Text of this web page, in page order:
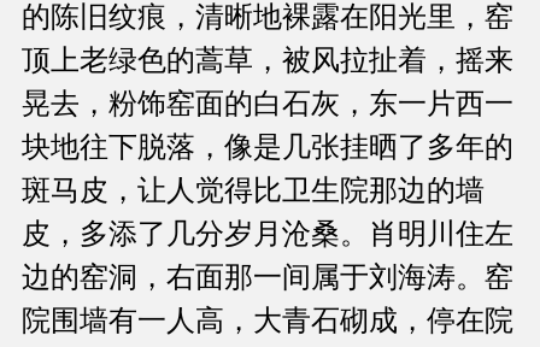
的陈旧纹痕，清晰地裸露在阳光里，窑
顶上老绿色的蒿草，被风拉扯着，摇来
晃去，粉饰窑面的白石灰，东一片西一
块地往下脱落，像是几张挂晒了多年的
斑马皮，让人觉得比卫生院那边的墙
皮，多添了几分岁月沧桑。肖明川住左
边的窑洞，右面那一间属于刘海涛。窑
院围墙有一人高，大青石砌成，停在院